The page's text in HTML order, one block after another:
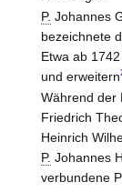
P. Johannes
bezeichnete
Etwa ab
und erweitern
Während der
Friedrich
Heinrich
P. Johannes
verbundene